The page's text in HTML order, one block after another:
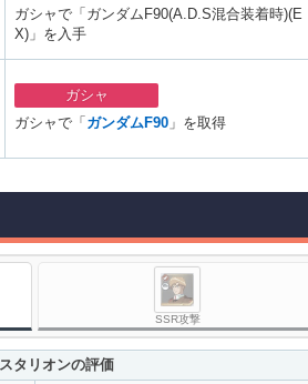
ガシャで「ガンダムF90(A.D.S混合装着時)(E
X)」を入手
ガシャ
ガシャで「 ガンダムF90 」を取得
SSR攻撃
タリオンの評価